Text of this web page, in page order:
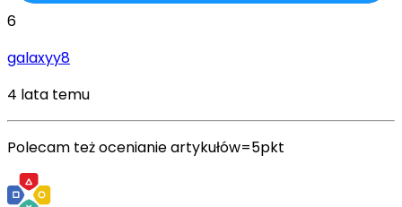
6
galaxyy8
4 lata temu
Polecam też ocenianie artykułów=5pkt